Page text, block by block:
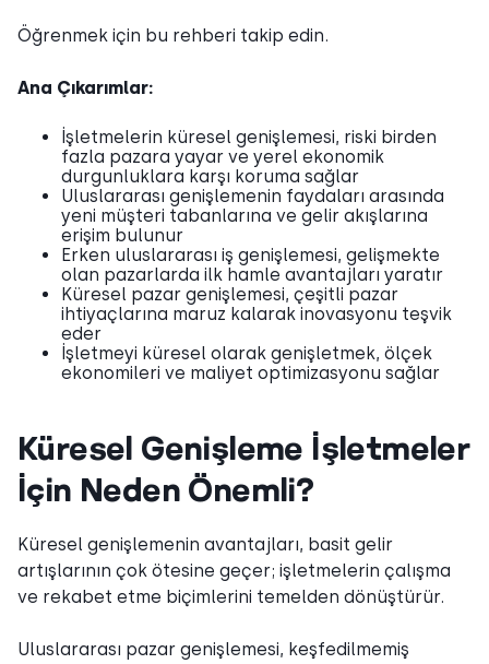
Öğrenmek için bu rehberi takip edin.
Ana Çıkarımlar:
İşletmelerin küresel genişlemesi, riski birden
fazla pazara yayar ve yerel ekonomik
durgunluklara karşı koruma sağlar
Uluslararası genişlemenin faydaları arasında
yeni müşteri tabanlarına ve gelir akışlarına
erişim bulunur
Erken uluslararası iş genişlemesi, gelişmekte
olan pazarlarda ilk hamle avantajları yaratır
Küresel pazar genişlemesi, çeşitli pazar
ihtiyaçlarına maruz kalarak inovasyonu teşvik
eder
İşletmeyi küresel olarak genişletmek, ölçek
ekonomileri ve maliyet optimizasyonu sağlar
Küresel Genişleme İşletmeler
İçin Neden Önemli?
Küresel genişlemenin avantajları, basit gelir
artışlarının çok ötesine geçer; işletmelerin çalışma
ve rekabet etme biçimlerini temelden dönüştürür.
Uluslararası pazar genişlemesi, keşfedilmemiş